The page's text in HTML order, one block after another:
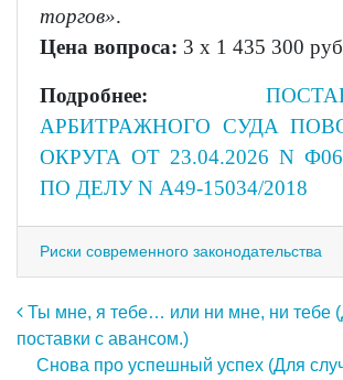
торгов».
Цена вопроса: 3 х 1 435 300
Подробнее:
АРБИТРАЖНОГО СУДА
ОКРУГА ОТ 23.04.2026 N Ф06-
ПО ДЕЛУ N А49-15034/2018
Риски современного законодательства
Навигация по записям
Ты мне, я тебе… или ни мне, ни тебе
поставки с авансом.)
Снова про успешный успех (Для